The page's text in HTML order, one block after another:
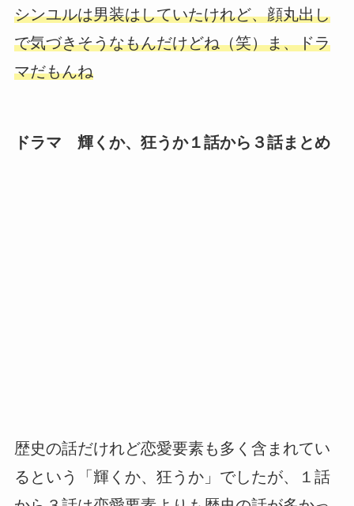
シンユルは男装はしていたけれど、顔丸出し
で気づきそうなもんだけどね（笑）ま、ドラ
マだもんね
ドラマ 輝くか、狂うか１話から３話まとめ
歴史の話だけれど恋愛要素も多く含まれてい
るという「輝くか、狂うか」でしたが、１話